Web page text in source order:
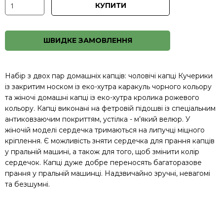
КУПИТИ
ШВИДКЕ ЗАМОВЛЕННЯ
Набір з двох пар домашніх капців: чоловічі капці Кучерики
із закритим носком із еко-хутра каракуль чорного кольору
та жіночі домашні капці із еко-хутра кролика рожевого
кольору. Капці виконані на фетровій підошві із спеціальним
антиковзаючим покриттям, устілка - м’який велюр. У
жіночій моделі сердечка тримаються на липучці міцного
кріплення. Є можливість зняти сердечка для прання капців
у пральній машині, а також для того, щоб змінити колір
сердечок. Капці дуже добре переносять багаторазове
прання у пральній машинці. Надзвичайно зручні, невагомі
та безшумні.